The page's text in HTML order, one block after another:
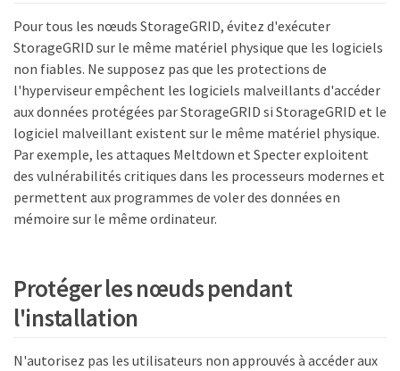
Pour tous les nœuds StorageGRID, évitez d'exécuter
StorageGRID sur le même matériel physique que les logiciels
non fiables. Ne supposez pas que les protections de
l'hyperviseur empêchent les logiciels malveillants d'accéder
aux données protégées par StorageGRID si StorageGRID et le
logiciel malveillant existent sur le même matériel physique.
Par exemple, les attaques Meltdown et Specter exploitent
des vulnérabilités critiques dans les processeurs modernes et
permettent aux programmes de voler des données en
mémoire sur le même ordinateur.
Protéger les nœuds pendant
l'installation
N'autorisez pas les utilisateurs non approuvés à accéder aux